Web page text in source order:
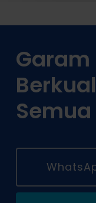
Garam